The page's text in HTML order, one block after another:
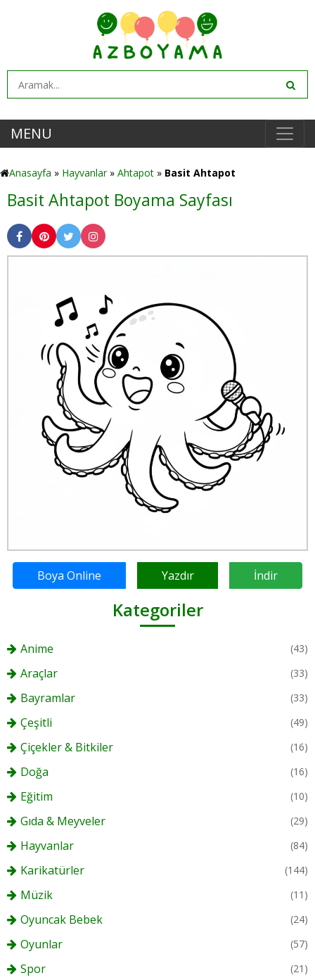
MENU
Anasayfa » Hayvanlar» Ahtapot » Basit Ahtapot
Basit Ahtapot Boyama Sayfası
Boya Online Yazdır İndir
Kategoriler
Anime (43)
Araçlar (33)
Bayramlar (33)
Çeşitli (49)
Çiçekler & Bitkiler (16)
Doğa (16)
Eğitim (10)
Gıda & Meyveler (29)
Hayvanlar (84)
Karikatürler (144)
Müzik (11)
Oyuncak Bebek (24)
Oyunlar (57)
Spor (21)